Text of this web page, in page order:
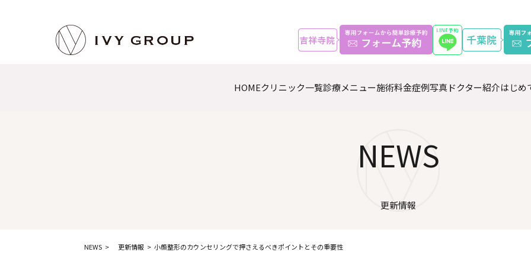
HOMEクリニック一覧診療メニュー施術料金症例写真ドクター紹介はじめ
NEWS
更新情報
NEWS 更新情報 小顔整形のカウンセリングで押さえるべきポイントとその重要性